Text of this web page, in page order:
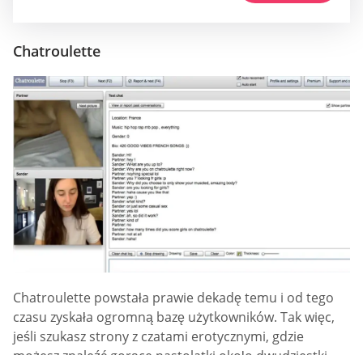
Chatroulette
Chatroulette powstała prawie dekadę temu i od tego
czasu zyskała ogromną bazę użytkowników. Tak więc,
jeśli szukasz strony z czatami erotycznymi, gdzie